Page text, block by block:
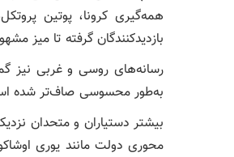
همه‌گیری کرونا، پوتین
بازدیدکنندگان گرفته تا میز
رسانه‌های روسی و غربی نیز
به‌طور محسوسی صاف‌تر شده
بیشتر دستیاران و متحدان
محوری دولت مانند یوری